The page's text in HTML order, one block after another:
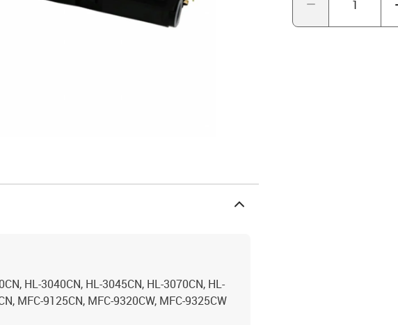
HL-3040CN, HL-3045CN, HL-3070CN, HL-
MFC-9125CN, MFC-9320CW, MFC-9325CW